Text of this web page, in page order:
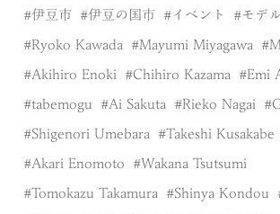
伊豆市 伊豆の国市 イベント モデ
Ryoko Kawada Mayumi Miyagawa
Akihiro Enoki Chihiro Kazama Emi
tabemogu Ai Sakuta Rieko Nagai
Shigenori Umebara Takeshi Kusakabe
Akari Enomoto Wakana Tsutsumi
Tomokazu Takamura Shinya Kondou